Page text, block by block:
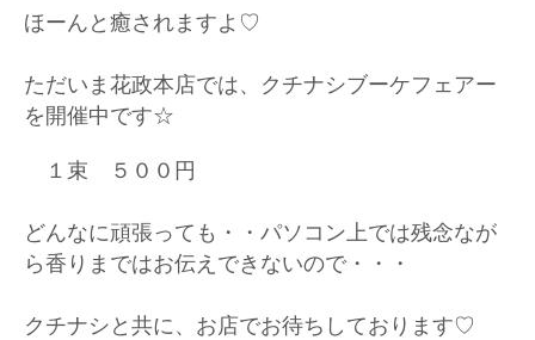
ほーんと癒されますよ♡
ただいま花政本店では、クチナシブーケフェアー
を開催中です☆
１束 ５００円
どんなに頑張っても・・パソコン上では残念なが
ら香りまではお伝えできないので・・・
クチナシと共に、お店でお待ちしております♡